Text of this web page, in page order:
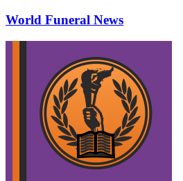
World Funeral News